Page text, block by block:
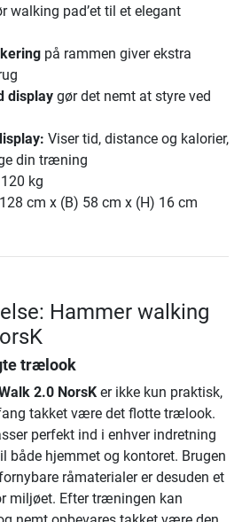
walking pad’et til et elegant
på rammen giver ekstra
display gør det nemt at styre ved
Viser tid, distance og kalorier,
din træning
kg
cm x (B) 58 cm x (H) 16 cm
Hammer walking
trælook
2.0 NorsK er ikke kun praktisk,
takket være det flotte trælook.
perfekt ind i enhver indretning
både hjemmet og kontoret. Brugen
råmaterialer er desuden et
miljøet. Efter træningen kan